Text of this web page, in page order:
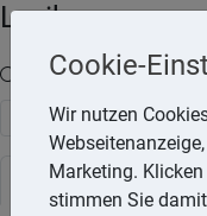
Lexika
Volltext-Suche in
Rechtslexikon
Cookie-
Wir nutzen
Marketing.
stimmen Sie